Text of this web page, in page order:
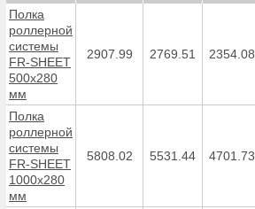
Полка
роллерной
системы
FR-SHEET
500х280
мм
2907.99 2769.51 2354.08
Полка
роллерной
системы
FR-SHEET
1000х280
мм
5808.02 5531.44 4701.73